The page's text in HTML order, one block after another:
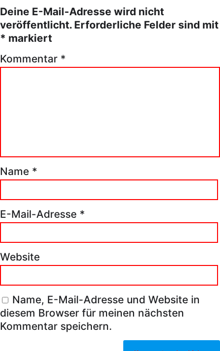
Deine E-Mail-Adresse wird nicht
veröffentlicht. Erforderliche Felder sind mit
* markiert
Kommentar *
Name *
E-Mail-Adresse *
Website
Name, E-Mail-Adresse und Website in
diesem Browser für meinen nächsten
Kommentar speichern.